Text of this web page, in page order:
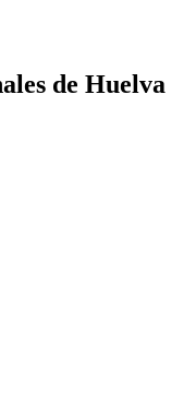
de Huelva